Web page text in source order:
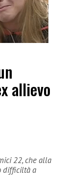
allievo
22, che alla
difficiltà a